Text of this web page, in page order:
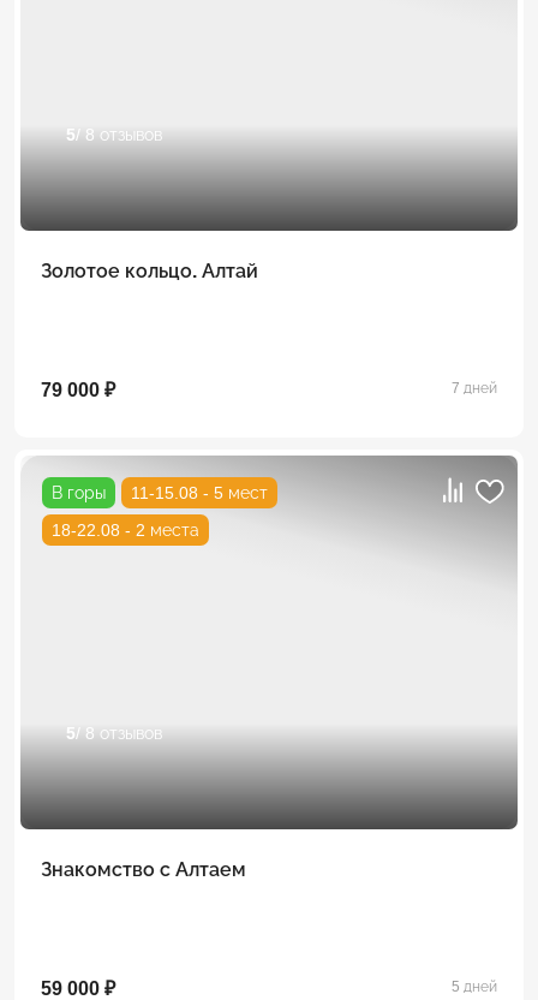
5/ 8 отзывов
Золотое кольцо. Алтай
79 000 ₽ 7 дней
В горы
11-15.08 - 5 мест
18-22.08 - 2 места
5/ 8 отзывов
Знакомство с Алтаем
59 000 ₽ 5 дней